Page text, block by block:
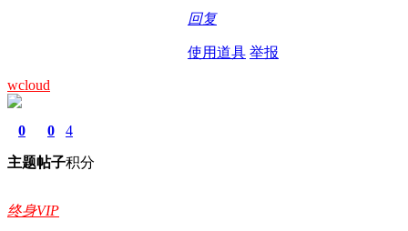
回复
使用道具 举报
wcloud
0
主题
0
帖子
4
积分
终身VIP